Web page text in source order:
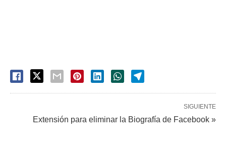
SIGUIENTE
Extensión para eliminar la Biografía de Facebook »